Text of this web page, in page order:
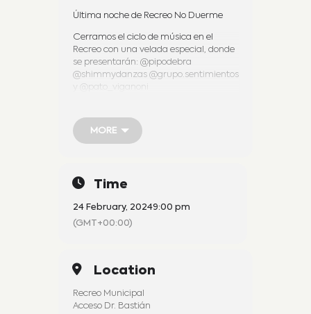
Última noche de Recreo No Duerme
Cerramos el ciclo de música en el
Recreo con una velada especial, donde
se presentarán: @pipodebra
@shimmydanzas @grupo.sentimientos
y @pato_viganoni
de motos antiguas de @amca_vm
Recorda que tenemos un patio
El infaltable recorrido por la Feria de
Emprendedores Regionales con
plantas, juguetes, tejidos, vestimentas,
accesorios, utensilios de cocina y
Y para los que les gusta el juego de
cartas, el Torneo de Truco
Te esperamos con toda la buena onda
para que disfrutes con la familia y
MORE
Time
24 February, 20249:00 pm
(GMT+00:00)
Location
Recreo Municipal
Acceso Dr. Bastián